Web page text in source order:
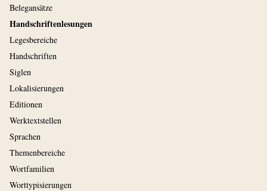
Belegansätze
Handschriftenlesungen
Legesbereiche
Handschriften
Siglen
Lokalisierungen
Editionen
Werktextstellen
Sprachen
Themenbereiche
Wortfamilien
Worttypisierungen